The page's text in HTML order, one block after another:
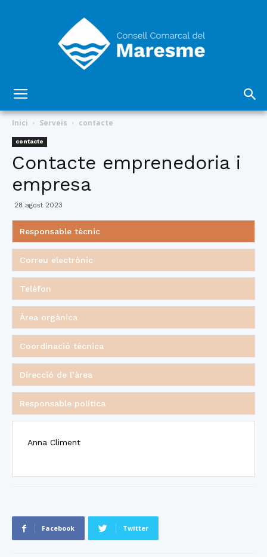
Comarcal
Inici Serveis contacte
contacte
Contacte emprenedoria i
empresa
28 agost 2023
Responsable tècnic
Correu electrònic
Telèfon
Àrea orgànica
Coordinació tècnica
Direcció de l’àrea
Responsable política
Anna Climent
Facebook Twitter